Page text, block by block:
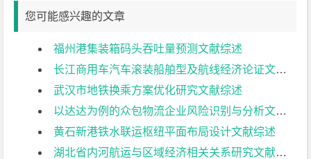
您可能感兴趣的文章
福州港集装箱码头吞吐量预测文献综述
长江商用车汽车滚装船舶型及航线经济论证文献综述
武汉市地铁换乘方案优化研究文献综述
以达达为例的众包物流企业风险识别与分析文献综述
黄石新港铁水联运枢纽平面布局设计文献综述
湖北省内河航运与区域经济相关关系研究文献综述